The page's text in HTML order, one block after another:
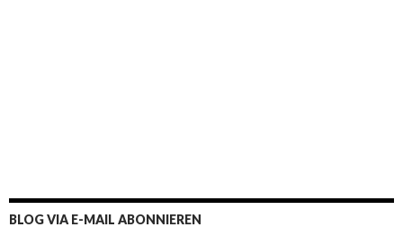
BLOG VIA E-MAIL ABONNIEREN